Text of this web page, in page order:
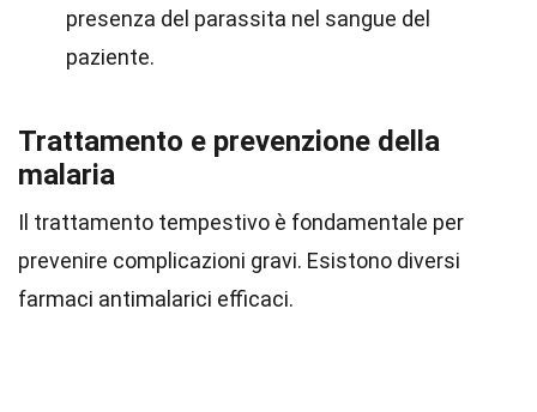
presenza del parassita nel sangue del
paziente.
Trattamento e prevenzione della
malaria
Il trattamento tempestivo è fondamentale per
prevenire complicazioni gravi. Esistono diversi
farmaci antimalarici efficaci.